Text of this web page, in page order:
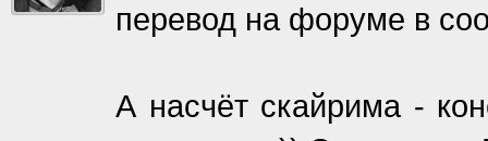
перевод на форуме в
А насчёт скайрима -